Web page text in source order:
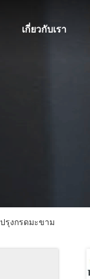
เกี่ยวกับเรา
รุงกรดมะขาม